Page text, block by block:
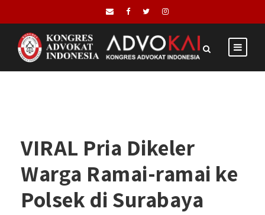
VIRAL Pria Dikeler
Warga Ramai-ramai ke
Polsek di Surabaya